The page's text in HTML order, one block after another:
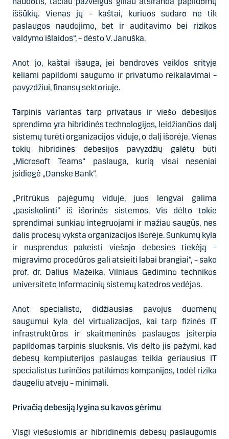
iššūkių. Vienas jų – kaštai, kuriuos sudaro ne tik
paslaugos naudojimo, bet ir auditavimo bei rizikos
valdymo išlaidos“, – dėsto V. Januška.
Anot jo, kaštai išauga, jei bendrovės veiklos srityje
keliami papildomi saugumo ir privatumo reikalavimai –
pavyzdžiui, finansų sektoriuje.
Tarpinis variantas tarp privataus ir viešo debesijos
sprendimo yra hibridinės technologijos, leidžiančios dalį
sistemų turėti organizacijos viduje, o dalį išorėje. Vienas
tokių hibridinės debesijos pavyzdžių galėtų būti
„Microsoft Teams“ paslauga, kurią visai neseniai
įsidiegė „Danske Bank“.
„Pritrūkus pajėgumų viduje, juos lengvai galima
„pasiskolinti“ iš išorinės sistemos. Vis dėlto tokie
sprendimai sunkiau integruojami ir mažiau saugūs, nes
dalis procesų vyksta organizacijos išorėje. Sunkumų kyla
ir nusprendus pakeisti viešojo debesies tiekėją –
migravimo procedūros gali atsieiti labai brangiai“, – sako
prof. dr. Dalius Mažeika, Vilniaus Gedimino technikos
universiteto Informacinių sistemų katedros vedėjas.
Anot specialisto, didžiausias pavojus duomenų
saugumui kyla dėl virtualizacijos, kai tarp fizinės IT
infrastruktūros ir skaitmeninės paslaugos įsiterpia
papildomas tarpinis sluoksnis. Vis dėlto jis pažymi, kad
debesų kompiuterijos paslaugas teikia geriausius IT
specialistus turinčios patikimos kompanijos, todėl rizika
daugeliu atveju – minimali.
Privačią debesiją lygina su kavos gėrimu
Visgi viešosiomis ar hibridinėmis debesų paslaugomis